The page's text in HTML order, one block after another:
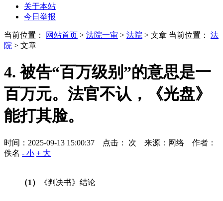
关于本站
今日举报
当前位置： 网站首页 > 法院一审 > 法院 > 文章 当前位置： 法
院 > 文章
4. 被告“百万级别”的意思是一
百万元。法官不认，《光盘》
能打其脸。
时间：2025-09-13 15:00:37 点击： 次 来源：网络 作者：
佚名 - 小 + 大
（1 ） 《判决书》结论